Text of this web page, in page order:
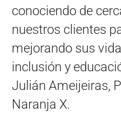
conociendo de
nuestros clientes
mejorando sus
inclusión y
Julián Ameijeiras,
Naranja X.